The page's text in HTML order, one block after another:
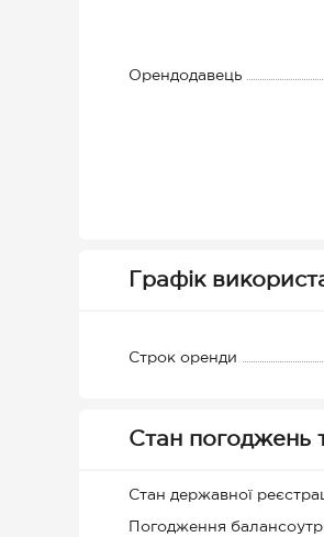
Орендодавець
Графік
Строк оренди
Стан погоджень
Стан державної
Погодження